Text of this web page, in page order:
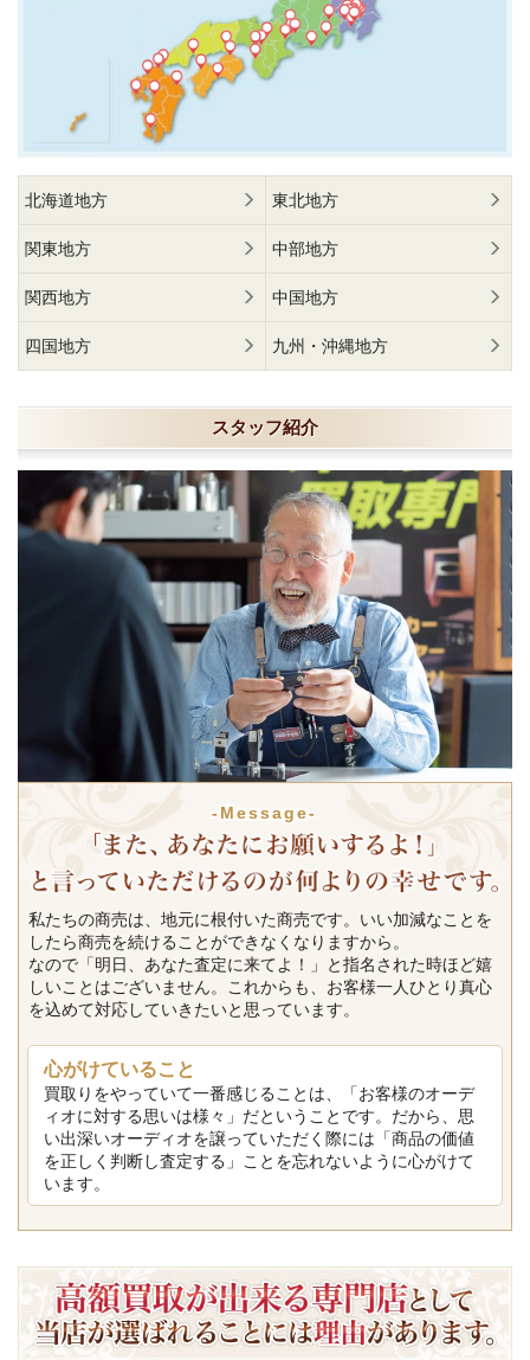
北海道地方 東北地方
関東地方 中部地方
関西地方 中国地方
四国地方 九州・沖縄地方
スタッフ紹介
-Message-
私たちの商売は、地元に根付いた商売です。いい加減なことを
したら商売を続けることができなくなりますから。
なので「明日、あなた査定に来てよ！」と指名された時ほど嬉
しいことはございません。これからも、お客様一人ひとり真心
を込めて対応していきたいと思っています。
心がけていること
買取りをやっていて一番感じることは、「お客様のオーデ
ィオに対する思いは様々」だということです。だから、思
い出深いオーディオを譲っていただく際には「商品の価値
を正しく判断し査定する」ことを忘れないように心がけて
います。